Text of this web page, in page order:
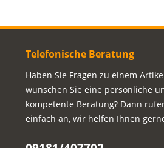
Telefonische Beratung
Haben Sie Fragen zu einem
wünschen Sie eine persönliche
kompetente Beratung? Dann
einfach an, wir helfen Ihnen